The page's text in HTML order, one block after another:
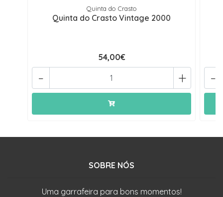
Quinta do Crasto
Quinta do Crasto Vintage 2000
54,00€
+
- -
SOBRE NÓS
Uma garrafeira para bons momentos!